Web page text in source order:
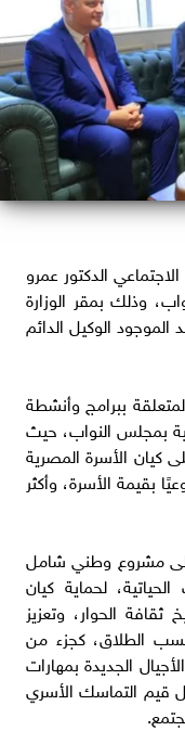
الدكتور عمرو
وذلك بمقر الوزارة
الوكيل الدائم
ببرامج وأنشطة
بمجلس النواب، حيث
كيان الأسرة المصرية
بقيمة الأسرة، وأكثر
مشروع وطني شامل
لحماية كيان
الحوار، وتعزيز
الطلاق، كجزء من
الجديدة بمهارات
قيم التماسك الأسري